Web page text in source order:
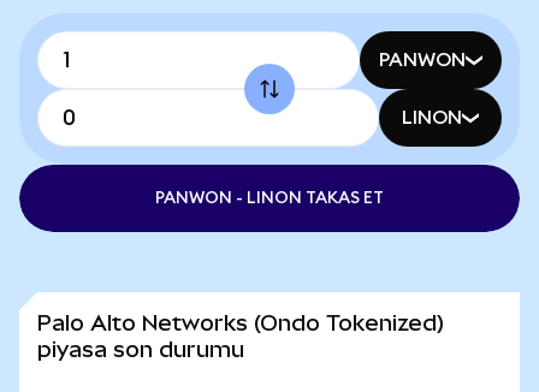
PANWON
LINON
PANWON - LINON TAKAS ET
Palo Alto Networks (Ondo Tokenized)
piyasa son durumu